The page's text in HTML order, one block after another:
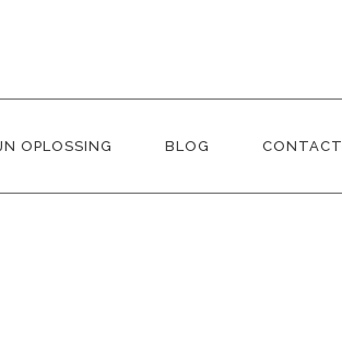
OPLOSSING BLOG CONTACT